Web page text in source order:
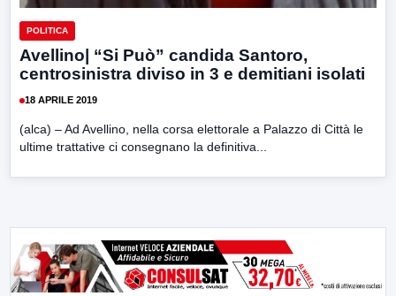
POLITICA
Avellino| “Si Può” candida Santoro,
centrosinistra diviso in 3 e demitiani isolati
18 APRILE 2019
(alca) – Ad Avellino, nella corsa elettorale a Palazzo di Città le
ultime trattative ci consegnano la definitiva...